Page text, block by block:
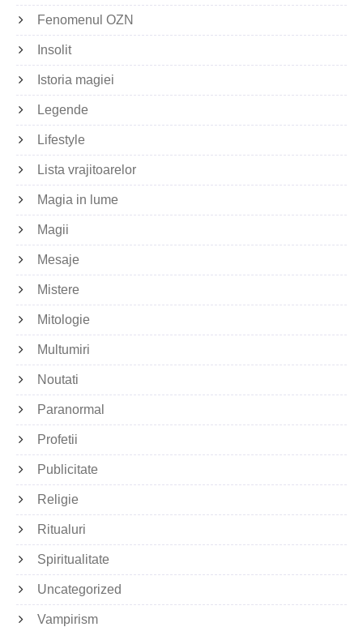
Fenomenul OZN
Insolit
Istoria magiei
Legende
Lifestyle
Lista vrajitoarelor
Magia in lume
Magii
Mesaje
Mistere
Mitologie
Multumiri
Noutati
Paranormal
Profetii
Publicitate
Religie
Ritualuri
Spiritualitate
Uncategorized
Vampirism